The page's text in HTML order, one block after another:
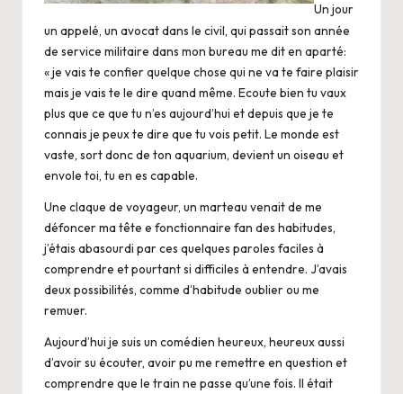
Un jour
un appelé, un avocat dans le civil, qui passait son année
de service militaire dans mon bureau me dit en aparté:
« je vais te confier quelque chose qui ne va te faire plaisir
mais je vais te le dire quand même. Ecoute bien tu vaux
plus que ce que tu n’es aujourd’hui et depuis que je te
connais je peux te dire que tu vois petit. Le monde est
vaste, sort donc de ton aquarium, devient un oiseau et
envole toi, tu en es capable.
Une claque de voyageur, un marteau venait de me
défoncer ma tête e fonctionnaire fan des habitudes,
j’étais abasourdi par ces quelques paroles faciles à
comprendre et pourtant si difficiles à entendre. J’avais
deux possibilités, comme d’habitude oublier ou me
remuer.
Aujourd’hui je suis un comédien heureux, heureux aussi
d’avoir su écouter, avoir pu me remettre en question et
comprendre que le train ne passe qu’une fois. Il était